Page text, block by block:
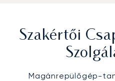
Szakértői
Magánrepülőgép-